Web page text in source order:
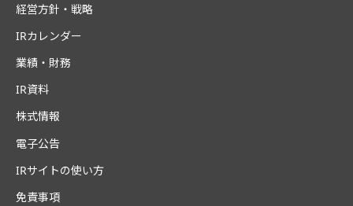
経営方針・戦略
IRカレンダー
業績・財務
IR資料
株式情報
電子公告
IRサイトの使い方
免責事項